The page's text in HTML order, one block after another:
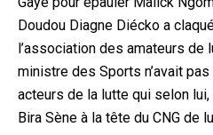
Doudou Diagne Diécko a
l’association des amateurs de
ministre des Sports n’avait
acteurs de la lutte qui selon
Bira Sène à la tête du CNG de